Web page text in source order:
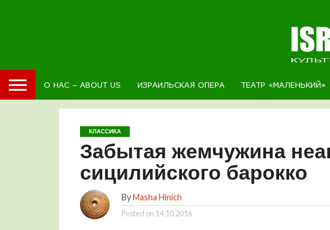
О НАС – ABOUT US ИЗРАИЛЬСКАЯ ОПЕРА ТЕАТР «МАЛЕНЬКИЙ»
КЛАССИКА
Забытая жемчужина
сицилийского барокко
ByMasha Hinich
Posted on 14.10.2016